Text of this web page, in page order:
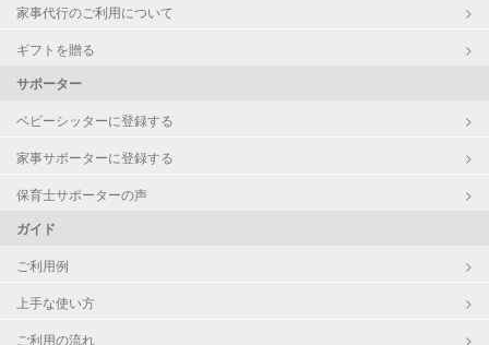
レッスン
定期予約
お子様の撮影
（定期特典）
家事代行のご利用について
ギフトを贈る
サポーター
ベビーシッターに登録する
家事サポーターに登録する
保育士サポーターの声
ガイド
ご利用例
上手な使い方
ご利用の流れ